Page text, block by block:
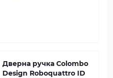
Дверна ручка Colombo
Design Roboquattro ID